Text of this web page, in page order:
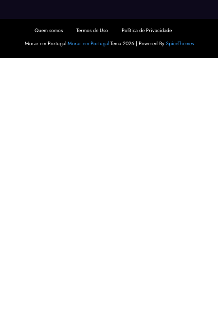
Quem somos Termos de Uso
Política de Privacidade
Morar em Portugal Morar em PortugalTema 2026 | Powered By SpiceThemes